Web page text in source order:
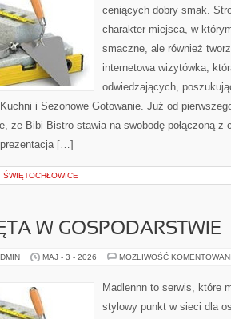
ceniących dobry smak.
charakter miejsca, w
smaczne, ale również
internetowa wizytówka,
odwiedzających,
i Sezonowe Gotowanie. Już od
że Bibi Bistro stawia na swobodę połączoną z
[…]
ŚWIĘTOCHŁOWICE
W GOSPODARSTWIE
MAJ - 3 - 2026 MOŻLIWOŚĆ
Madlennn to serwis, które
stylowy punkt w sieci dla